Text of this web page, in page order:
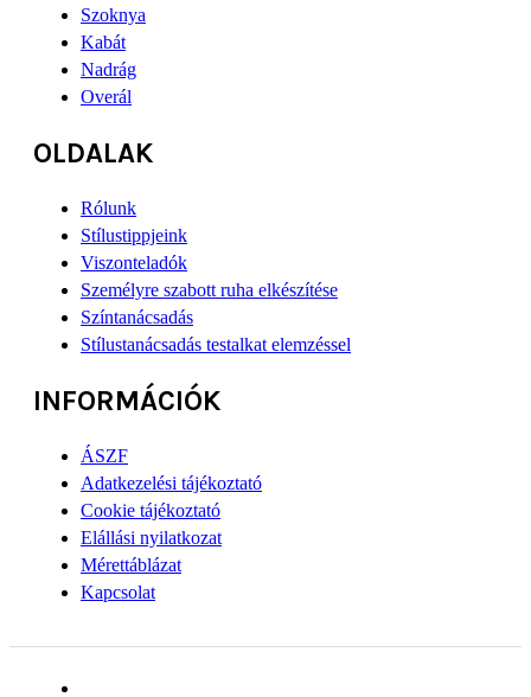
Szoknya
Kabát
Nadrág
Overál
OLDALAK
Rólunk
Stílustippjeink
Viszonteladók
Személyre szabott ruha elkészítése
Színtanácsadás
Stílustanácsadás testalkat elemzéssel
INFORMÁCIÓK
ÁSZF
Adatkezelési tájékoztató
Cookie tájékoztató
Elállási nyilatkozat
Mérettáblázat
Kapcsolat